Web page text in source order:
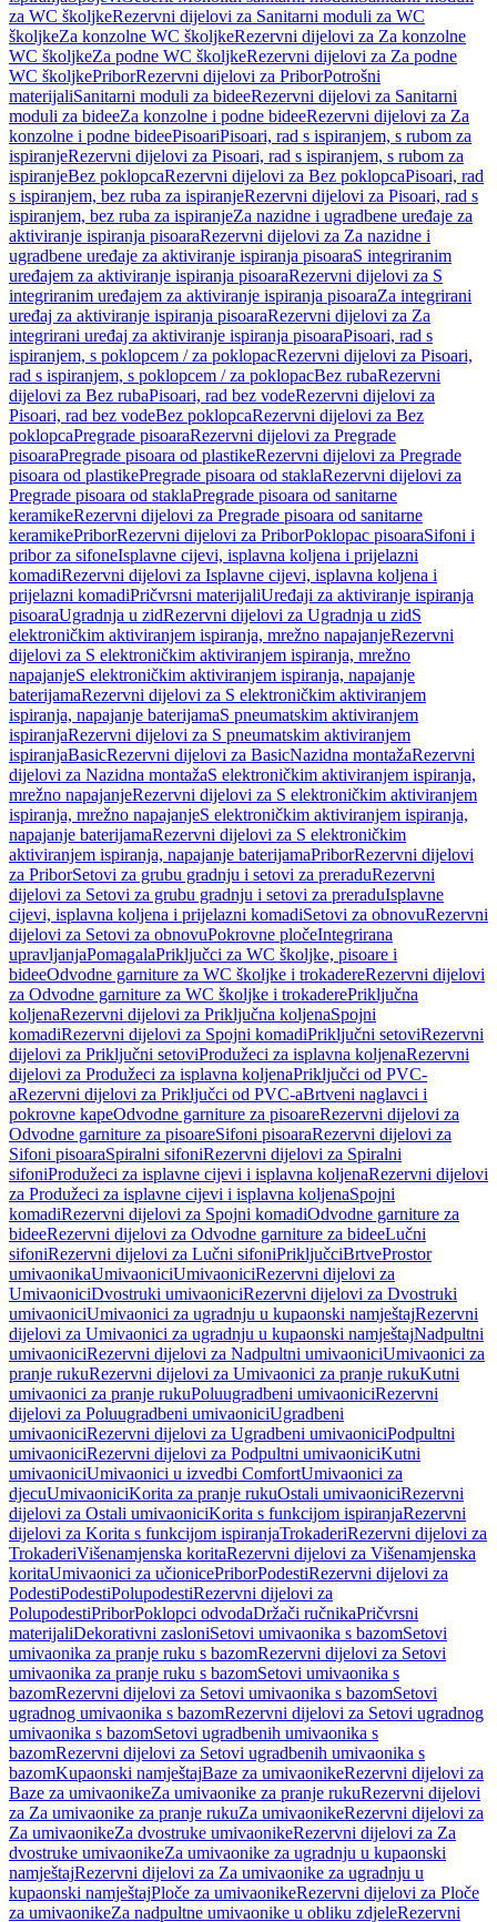
za WC školjkeRezervni dijelovi za Sanitarni moduli za WC
školjkeZa konzolne WC školjkeRezervni dijelovi za Za konzolne
WC školjkeZa podne WC školjkeRezervni dijelovi za Za podne
WC školjkePriborRezervni dijelovi za PriborPotrošni
materijaliSanitarni moduli za bideeRezervni dijelovi za Sanitarni
moduli za bideeZa konzolne i podne bideeRezervni dijelovi za Za
konzolne i podne bideePisoariPisoari, rad s ispiranjem, s rubom za
ispiranjeRezervni dijelovi za Pisoari, rad s ispiranjem, s rubom za
ispiranjeBez poklopcaRezervni dijelovi za Bez poklopcaPisoari, rad
s ispiranjem, bez ruba za ispiranjeRezervni dijelovi za Pisoari, rad s
ispiranjem, bez ruba za ispiranjeZa nazidne i ugradbene uređaje za
aktiviranje ispiranja pisoaraRezervni dijelovi za Za nazidne i
ugradbene uređaje za aktiviranje ispiranja pisoaraS integriranim
uređajem za aktiviranje ispiranja pisoaraRezervni dijelovi za S
integriranim uređajem za aktiviranje ispiranja pisoaraZa integrirani
uređaj za aktiviranje ispiranja pisoaraRezervni dijelovi za Za
integrirani uređaj za aktiviranje ispiranja pisoaraPisoari, rad s
ispiranjem, s poklopcem / za poklopacRezervni dijelovi za Pisoari,
rad s ispiranjem, s poklopcem / za poklopacBez rubaRezervni
dijelovi za Bez rubaPisoari, rad bez vodeRezervni dijelovi za
Pisoari, rad bez vodeBez poklopcaRezervni dijelovi za Bez
poklopcaPregrade pisoaraRezervni dijelovi za Pregrade
pisoaraPregrade pisoara od plastikeRezervni dijelovi za Pregrade
pisoara od plastikePregrade pisoara od staklaRezervni dijelovi za
Pregrade pisoara od staklaPregrade pisoara od sanitarne
keramikeRezervni dijelovi za Pregrade pisoara od sanitarne
keramikePriborRezervni dijelovi za PriborPoklopac pisoaraSifoni i
pribor za sifoneIsplavne cijevi, isplavna koljena i prijelazni
komadiRezervni dijelovi za Isplavne cijevi, isplavna koljena i
prijelazni komadiPričvrsni materijaliUređaji za aktiviranje ispiranja
pisoaraUgradnja u zidRezervni dijelovi za Ugradnja u zidS
elektroničkim aktiviranjem ispiranja, mrežno napajanjeRezervni
dijelovi za S elektroničkim aktiviranjem ispiranja, mrežno
napajanjeS elektroničkim aktiviranjem ispiranja, napajanje
baterijamaRezervni dijelovi za S elektroničkim aktiviranjem
ispiranja, napajanje baterijamaS pneumatskim aktiviranjem
ispiranjaRezervni dijelovi za S pneumatskim aktiviranjem
ispiranjaBasicRezervni dijelovi za BasicNazidna montažaRezervni
dijelovi za Nazidna montažaS elektroničkim aktiviranjem ispiranja,
mrežno napajanjeRezervni dijelovi za S elektroničkim aktiviranjem
ispiranja, mrežno napajanjeS elektroničkim aktiviranjem ispiranja,
napajanje baterijamaRezervni dijelovi za S elektroničkim
aktiviranjem ispiranja, napajanje baterijamaPriborRezervni dijelovi
za PriborSetovi za grubu gradnju i setovi za preraduRezervni
dijelovi za Setovi za grubu gradnju i setovi za preraduIsplavne
cijevi, isplavna koljena i prijelazni komadiSetovi za obnovuRezervni
dijelovi za Setovi za obnovuPokrovne pločeIntegrirana
upravljanjaPomagalaPriključci za WC školjke, pisoare i
bideeOdvodne garniture za WC školjke i trokadereRezervni dijelovi
za Odvodne garniture za WC školjke i trokaderePriključna
koljenaRezervni dijelovi za Priključna koljenaSpojni
komadiRezervni dijelovi za Spojni komadiPriključni setoviRezervni
dijelovi za Priključni setoviProdužeci za isplavna koljenaRezervni
dijelovi za Produžeci za isplavna koljenaPriključci od PVC-
aRezervni dijelovi za Priključci od PVC-aBrtveni naglavci i
pokrovne kapeOdvodne garniture za pisoareRezervni dijelovi za
Odvodne garniture za pisoareSifoni pisoaraRezervni dijelovi za
Sifoni pisoaraSpiralni sifoniRezervni dijelovi za Spiralni
sifoniProdužeci za isplavne cijevi i isplavna koljenaRezervni dijelovi
za Produžeci za isplavne cijevi i isplavna koljenaSpojni
komadiRezervni dijelovi za Spojni komadiOdvodne garniture za
bideeRezervni dijelovi za Odvodne garniture za bideeLučni
sifoniRezervni dijelovi za Lučni sifoniPriključciBrtveProstor
umivaonikaUmivaoniciUmivaoniciRezervni dijelovi za
UmivaoniciDvostruki umivaoniciRezervni dijelovi za Dvostruki
umivaoniciUmivaonici za ugradnju u kupaonski namještajRezervni
dijelovi za Umivaonici za ugradnju u kupaonski namještajNadpultni
umivaoniciRezervni dijelovi za Nadpultni umivaoniciUmivaonici za
pranje rukuRezervni dijelovi za Umivaonici za pranje rukuKutni
umivaonici za pranje rukuPoluugradbeni umivaoniciRezervni
dijelovi za Poluugradbeni umivaoniciUgradbeni
umivaoniciRezervni dijelovi za Ugradbeni umivaoniciPodpultni
umivaoniciRezervni dijelovi za Podpultni umivaoniciKutni
umivaoniciUmivaonici u izvedbi ComfortUmivaonici za
djecuUmivaoniciKorita za pranje rukuOstali umivaoniciRezervni
dijelovi za Ostali umivaoniciKorita s funkcijom ispiranjaRezervni
dijelovi za Korita s funkcijom ispiranjaTrokaderiRezervni dijelovi za
TrokaderiVišenamjenska koritaRezervni dijelovi za Višenamjenska
koritaUmivaonici za učionicePriborPodestiRezervni dijelovi za
PodestiPodestiPolupodestiRezervni dijelovi za
PolupodestiPriborPoklopci odvodaDržači ručnikaPričvrsni
materijaliDekorativni zasloniSetovi umivaonika s bazomSetovi
umivaonika za pranje ruku s bazomRezervni dijelovi za Setovi
umivaonika za pranje ruku s bazomSetovi umivaonika s
bazomRezervni dijelovi za Setovi umivaonika s bazomSetovi
ugradnog umivaonika s bazomRezervni dijelovi za Setovi ugradnog
umivaonika s bazomSetovi ugradbenih umivaonika s
bazomRezervni dijelovi za Setovi ugradbenih umivaonika s
bazomKupaonski namještajBaze za umivaonikeRezervni dijelovi za
Baze za umivaonikeZa umivaonike za pranje rukuRezervni dijelovi
za Za umivaonike za pranje rukuZa umivaonikeRezervni dijelovi za
Za umivaonikeZa dvostruke umivaonikeRezervni dijelovi za Za
dvostruke umivaonikeZa umivaonike za ugradnju u kupaonski
namještajRezervni dijelovi za Za umivaonike za ugradnju u
kupaonski namještajPloče za umivaonikeRezervni dijelovi za Ploče
za umivaonikeZa nadpultne umivaonike u obliku zdjeleRezervni